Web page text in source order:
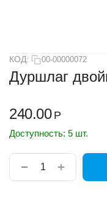
КОД: 00-00000072
Дуршлаг
240.00 Р
Доступность: 5 шт.
+
−